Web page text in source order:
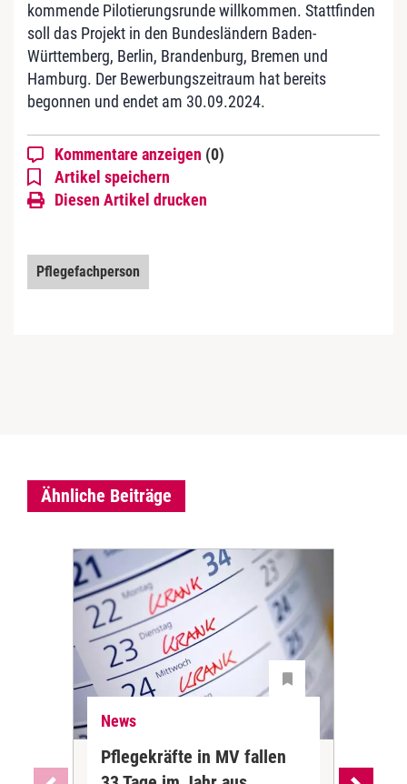
kommende Pilotierungsrunde willkommen. Stattfinden
soll das Projekt in den Bundesländern Baden-
Württemberg, Berlin, Brandenburg, Bremen und
Hamburg. Der Bewerbungszeitraum hat bereits
begonnen und endet am 30.09.2024.
Kommentare anzeigen (0)
Artikel speichern
Diesen Artikel drucken
Pflegefachperson
Ähnliche Beiträge
News
Pflegekräfte in MV fallen